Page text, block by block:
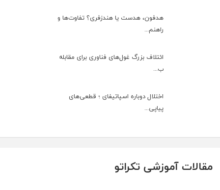
هدفون، هدست یا هندزفری؟ تفاوت‌ها و
راهنم...
ائتلاف بزرگ غول‌های فناوری برای مقابله
ب...
اختلال دوباره اسپاتیفای ؛ قطعی‌های
پیاپی...
مقالات آموزشی تکراتو